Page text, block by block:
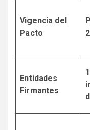
Vigencia del
Pacto
Entidades
Firmantes